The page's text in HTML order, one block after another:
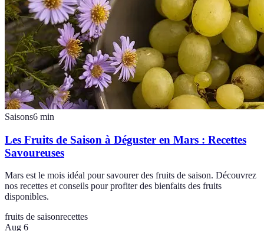
Saisons6 min
Les Fruits de Saison à Déguster en Mars : Recettes
Savoureuses
Mars est le mois idéal pour savourer des fruits de saison. Découvrez
nos recettes et conseils pour profiter des bienfaits des fruits
disponibles.
fruits de saisonrecettes
Aug 6